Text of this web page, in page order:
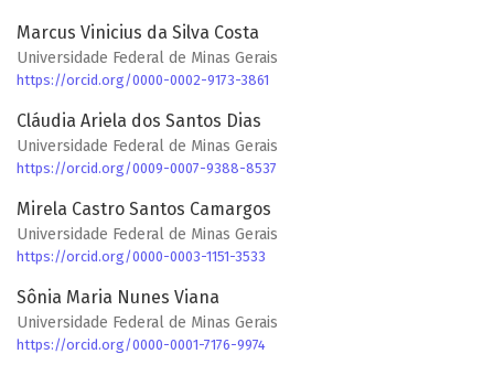
Marcus Vinicius da Silva Costa
Universidade Federal de Minas Gerais
https://orcid.org/0000-0002-9173-3861
Cláudia Ariela dos Santos Dias
Universidade Federal de Minas Gerais
https://orcid.org/0009-0007-9388-8537
Mirela Castro Santos Camargos
Universidade Federal de Minas Gerais
https://orcid.org/0000-0003-1151-3533
Sônia Maria Nunes Viana
Universidade Federal de Minas Gerais
https://orcid.org/0000-0001-7176-9974